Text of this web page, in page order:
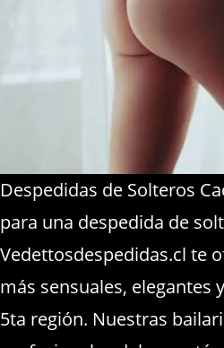
Despedidas de Solteros
para una despedida de
Vedettosdespedidas.cl te
más sensuales, elegantes
5ta región. Nuestras